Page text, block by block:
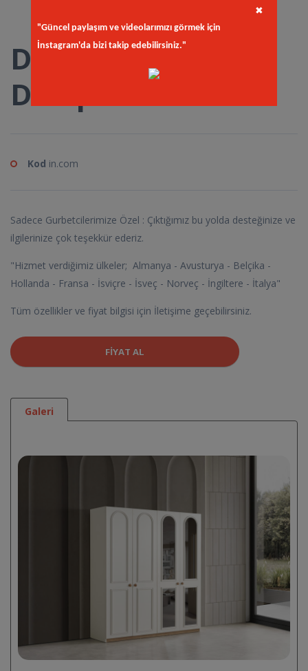
Derin 4 Kapaklı
Dolap
Kod in.com
Sadece Gurbetcilerimize Özel : Çıktığımız bu yolda desteğinize ve
ilgilerinize çok teşekkür ederiz.
"Hizmet verdiğimiz ülkeler; Almanya - Avusturya - Belçika -
Hollanda - Fransa - İsviçre - İsveç - Norveç - İngiltere - İtalya"
Tüm özellikler ve fiyat bilgisi için İletişime geçebilirsiniz.
FIYAT AL
Galeri
"Güncel paylaşım ve videolarımızı görmek için
İnstagram'da bizi takip edebilirsiniz."
✖